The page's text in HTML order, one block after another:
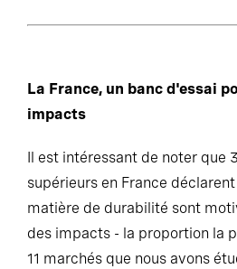
La France, un banc d'essai
impacts
Il est intéressant de noter que
supérieurs en France
matière de durabilité sont
des impacts - la proportion la
11 marchés que nous avons